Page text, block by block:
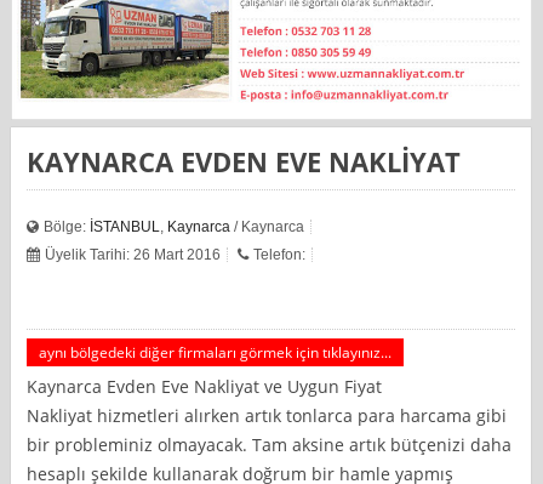
KAYNARCA EVDEN EVE NAKLİYAT
Bölge: İSTANBUL, Kaynarca / Kaynarca
Üyelik Tarihi: 26 Mart 2016
Telefon:
aynı bölgedeki diğer firmaları görmek için tıklayınız...
Kaynarca Evden Eve Nakliyat ve Uygun Fiyat
Nakliyat hizmetleri alırken artık tonlarca para harcama gibi
bir probleminiz olmayacak. Tam aksine artık bütçenizi daha
hesaplı şekilde kullanarak doğrum bir hamle yapmış